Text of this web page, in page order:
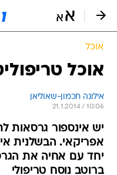
אוכל
אוכל
אילונה חכמון-שאוליאן
21.1.2014 / 10:06
יש אינספור גרסאות
אפריקאי. הבשלנית
יחד עם אחיה את
ברוטב נוסח טריפולי